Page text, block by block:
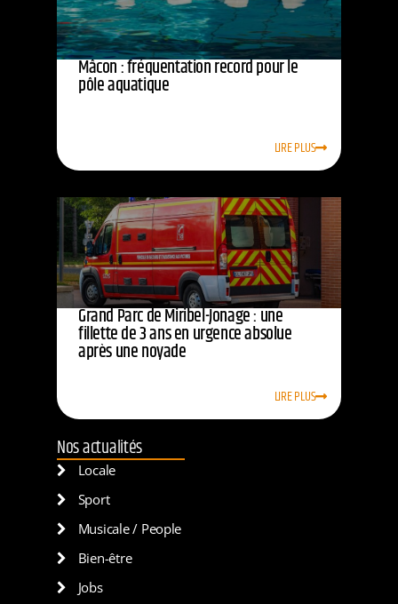
Mâcon : fréquentation record pour le
pôle aquatique
LIRE PLUS
Grand Parc de Miribel-Jonage : une
fillette de 3 ans en urgence absolue
après une noyade
LIRE PLUS
Nos actualités
Locale
Sport
Musicale / People
Bien-être
Jobs